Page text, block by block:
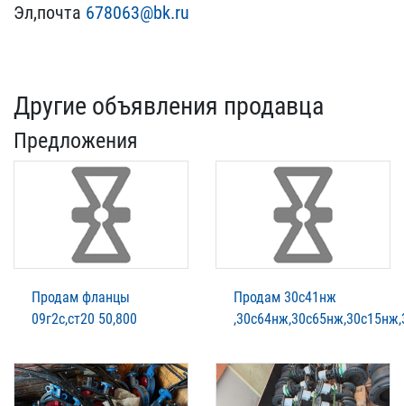
Эл​,почта 678063@bk.ru
Другие объявления продавца
Предложения
Продам фланцы
09г2с,ст20 50,800
Продам 30с41нж